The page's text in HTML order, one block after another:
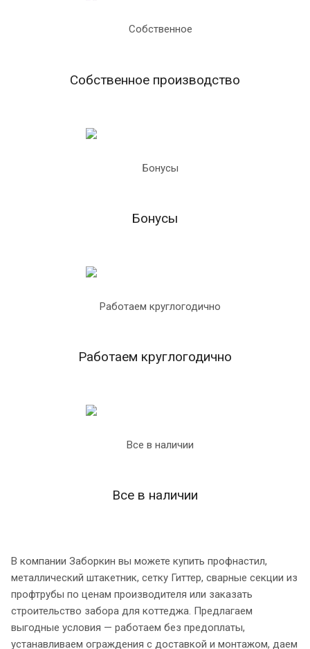
Собственное производство
Бонусы
Работаем круглогодично
Все в наличии
В компании Заборкин вы можете купить профнастил,
металлический штакетник, сетку Гиттер, сварные секции из
профтрубы по ценам производителя или заказать
строительство забора для коттеджа. Предлагаем
выгодные условия — работаем без предоплаты,
устанавливаем ограждения с доставкой и монтажом, даем